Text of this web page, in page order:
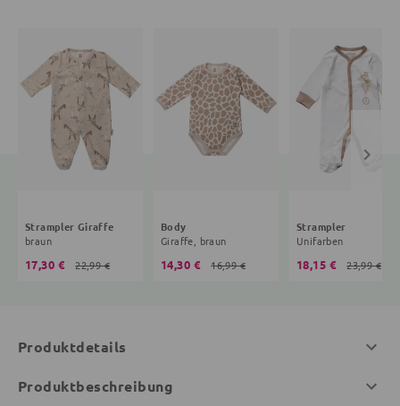
Strampler Giraffe
braun
17,30 € 22,99 €
Body
Giraffe, braun
14,30 € 16,99 €
Strampler
Unifarben
18,15 € 23,99 €
Produktdetails
Produktbeschreibung